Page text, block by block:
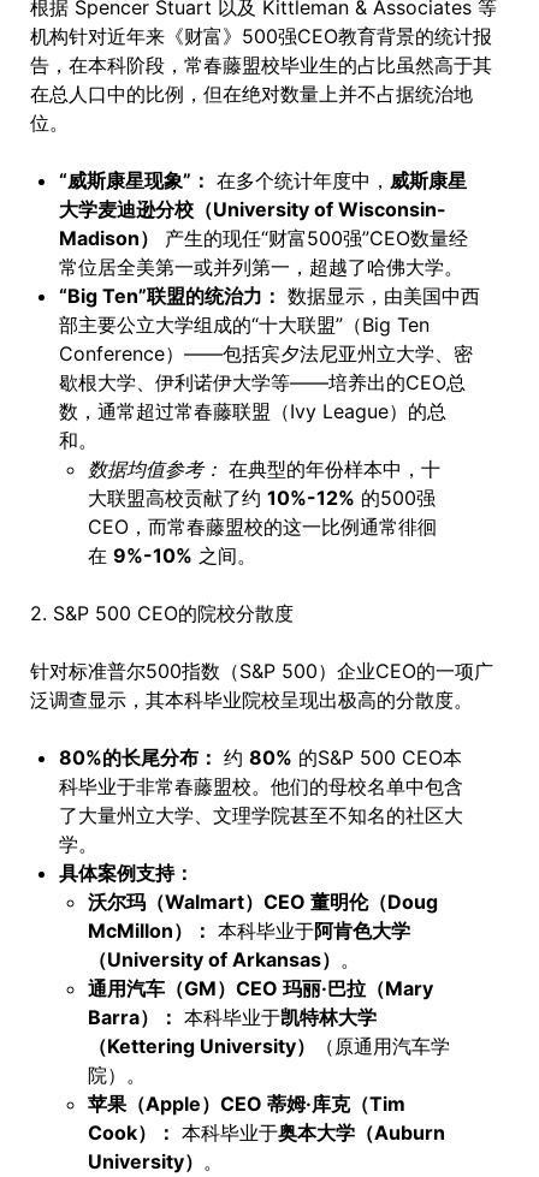
根据 Spencer Stuart 以及 Kittleman & Associates 等
机构针对近年来《财富》500强CEO教育背景的统计报
告，在本科阶段，常春藤盟校毕业生的占比虽然高于其
在总人口中的比例，但在绝对数量上并不占据统治地
位。
“威斯康星现象”： 在多个统计年度中， 威斯康星
大学麦迪逊分校（University of Wisconsin-
Madison）
产生的现任“财富500强”CEO数量经
常位居全美第一或并列第一，超越了哈佛大学。
“Big Ten”联盟的统治力： 数据显示，由美国中西
部主要公立大学组成的“十大联盟”（Big Ten
Conference）——包括宾夕法尼亚州立大学、密
歇根大学、伊利诺伊大学等——培养出的CEO总
数，通常超过常春藤联盟（Ivy League）的总
和。
数据均值参考： 在典型的年份样本中，十
大联盟高校贡献了约 10%-12% 的500强
CEO，而常春藤盟校的这一比例通常徘徊
在 9%-10% 之间。
2. S&P 500 CEO的院校分散度
针对标准普尔500指数（S&P 500）企业CEO的一项广
泛调查显示，其本科毕业院校呈现出极高的分散度。
80%的长尾分布： 约 80% 的S&P 500 CEO本
科毕业于非常春藤盟校。他们的母校名单中包含
了大量州立大学、文理学院甚至不知名的社区大
学。
具体案例支持：
沃尔玛（Walmart）CEO 董明伦（Doug
McMillon）： 本科毕业于阿肯色大学
（University of Arkansas） 。
通用汽车（GM）CEO 玛丽·巴拉（Mary
Barra）： 本科毕业于凯特林大学
（Kettering University）
（原通用汽车学
院）。
苹果（Apple）CEO 蒂姆·库克（Tim
Cook）： 本科毕业于奥本大学（Auburn
University） 。